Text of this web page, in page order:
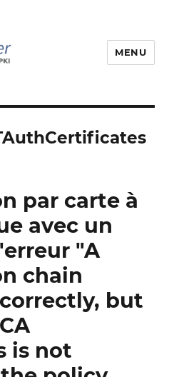
MENU
par carte à
avec un
"A
chain
but
is not